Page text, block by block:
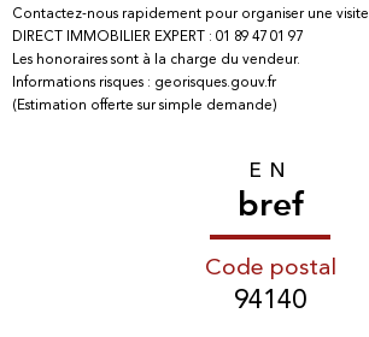
Contactez-nous rapidement pour organiser une
DIRECT IMMOBILIER EXPERT : 01 89 47 01 97
Les honoraires sont à la charge du vendeur.
Informations risques : georisques.gouv.fr
(Estimation offerte sur simple demande)
EN
bref
Code postal
94140